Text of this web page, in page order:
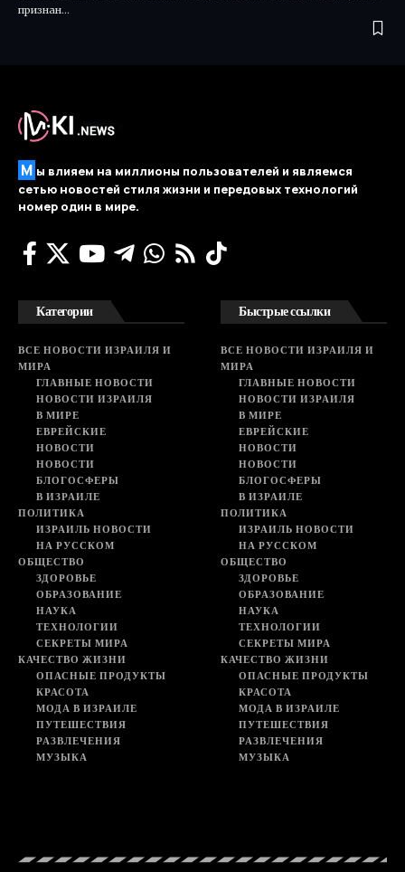
признан…
М ы влияем на миллионы пользователей и являемся
сетью новостей стиля жизни и передовых технологий
номер один в мире.
Категории
ВСЕ НОВОСТИ ИЗРАИЛЯ И
МИРА
ГЛАВНЫЕ НОВОСТИ
НОВОСТИ ИЗРАИЛЯ
В МИРЕ
ЕВРЕЙСКИЕ
НОВОСТИ
НОВОСТИ
БЛОГОСФЕРЫ
В ИЗРАИЛЕ
ПОЛИТИКА
ИЗРАИЛЬ НОВОСТИ
НА РУССКОМ
ОБЩЕСТВО
ЗДОРОВЬЕ
ОБРАЗОВАНИЕ
НАУКА
ТЕХНОЛОГИИ
СЕКРЕТЫ МИРА
КАЧЕСТВО ЖИЗНИ
ОПАСНЫЕ ПРОДУКТЫ
КРАСОТА
МОДА В ИЗРАИЛЕ
ПУТЕШЕСТВИЯ
РАЗВЛЕЧЕНИЯ
МУЗЫКА
Быстрые ссылки
ВСЕ НОВОСТИ ИЗРАИЛЯ И
МИРА
ГЛАВНЫЕ НОВОСТИ
НОВОСТИ ИЗРАИЛЯ
В МИРЕ
ЕВРЕЙСКИЕ
НОВОСТИ
НОВОСТИ
БЛОГОСФЕРЫ
В ИЗРАИЛЕ
ПОЛИТИКА
ИЗРАИЛЬ НОВОСТИ
НА РУССКОМ
ОБЩЕСТВО
ЗДОРОВЬЕ
ОБРАЗОВАНИЕ
НАУКА
ТЕХНОЛОГИИ
СЕКРЕТЫ МИРА
КАЧЕСТВО ЖИЗНИ
ОПАСНЫЕ ПРОДУКТЫ
КРАСОТА
МОДА В ИЗРАИЛЕ
ПУТЕШЕСТВИЯ
РАЗВЛЕЧЕНИЯ
МУЗЫКА